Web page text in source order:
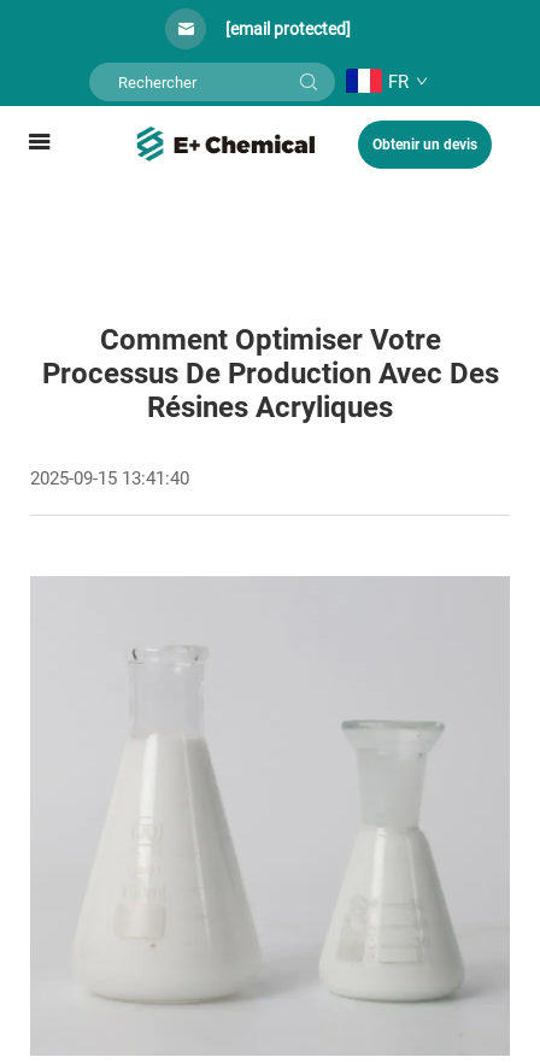
[email protected]
FR
Obtenir un devis
Comment Optimiser Votre
Processus De Production Avec Des
Résines Acryliques
2025-09-15 13:41:40